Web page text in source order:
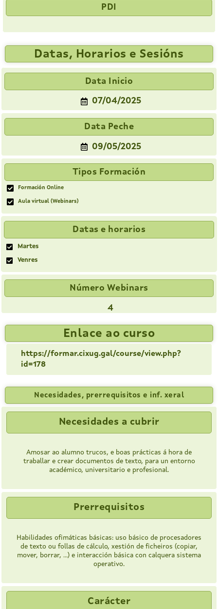
PDI
Datas, Horarios e Sesións
Data Inicio
07/04/2025
Data Peche
09/05/2025
Tipos Formación
Formación Online
Aula virtual (Webinars)
Datas e horarios
Martes
Venres
Número Webinars
4
Enlace ao curso
https://formar.cixug.gal/course/view.php?
id=178
Necesidades, prerrequisitos e inf. xeral
Necesidades a cubrir
Amosar ao alumno trucos, e boas prácticas á hora de
traballar e crear documentos de texto, para un entorno
académico, universitario e profesional.
Prerrequisitos
Habilidades ofimáticas básicas: uso básico de procesadores
de texto ou follas de cálculo, xestión de ficheiros (copiar,
mover, borrar, ...) e interacción básica con calquera sistema
operativo.
Carácter